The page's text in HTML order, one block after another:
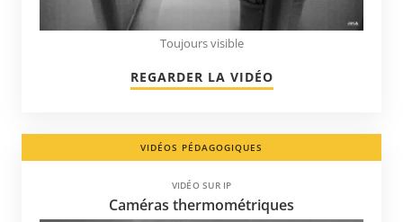
Toujours visible
REGARDER LA VIDÉO
VIDÉOS PÉDAGOGIQUES
VIDÉO SUR IP
Caméras thermométriques